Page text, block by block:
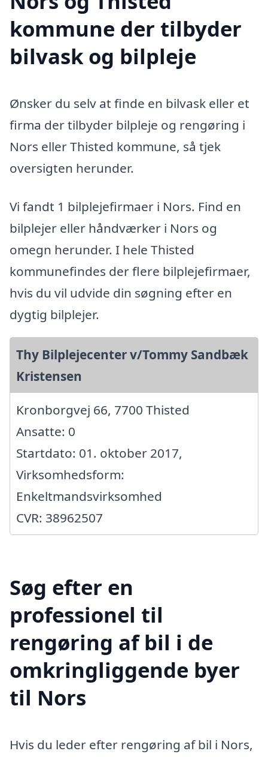
kommune der tilbyder
bilvask og bilpleje
Ønsker du selv at finde en bilvask eller et
firma der tilbyder bilpleje og rengøring i
Nors eller Thisted kommune, så tjek
oversigten herunder.
Vi fandt 1 bilplejefirmaer i Nors. Find en
bilplejer eller håndværker i Nors og
omegn herunder. I hele Thisted
kommunefindes der flere bilplejefirmaer,
hvis du vil udvide din søgning efter en
dygtig bilplejer.
Thy Bilplejecenter v/Tommy Sandbæk
Kristensen
Kronborgvej 66, 7700 Thisted
Ansatte: 0
Startdato: 01. oktober 2017,
Virksomhedsform:
Enkeltmandsvirksomhed
CVR: 38962507
Søg efter en
professionel til
rengøring af bil i de
omkringliggende byer
til Nors
Hvis du leder efter rengøring af bil i Nors,